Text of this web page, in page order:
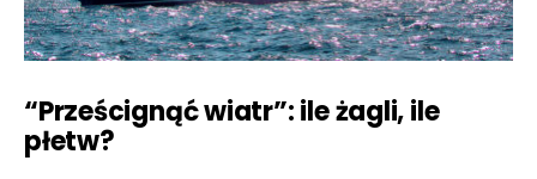
“Prześcignąć wiatr”: ile żagli, ile
płetw?